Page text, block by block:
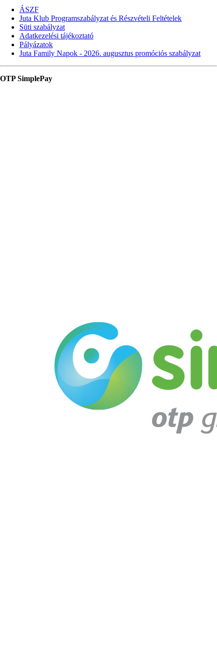
ÁSZF
Juta Klub Programszabályzat és Részvételi Feltételek
Süti szabályzat
Adatkezelési tájékoztató
Pályázatok
Juta Family Napok - 2026. augusztus promóciós szabályzat
OTP SimplePay